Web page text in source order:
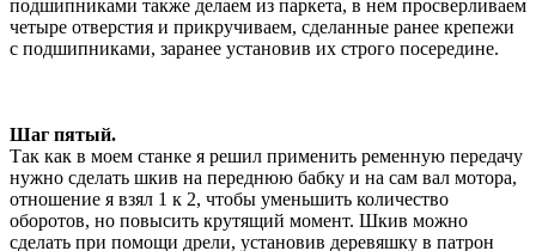
подшипниками также делаем из паркета, в нем просверливаем
четыре отверстия и прикручиваем, сделанные ранее крепежи
с подшипниками, заранее установив их строго посередине.
Шаг пятый.
Так как в моем станке я решил применить ременную передачу
нужно сделать шкив на переднюю бабку и на сам вал мотора,
отношение я взял 1 к 2, чтобы уменьшить количество
оборотов, но повысить крутящий момент. Шкив можно
сделать при помощи дрели, установив деревяшку в патрон